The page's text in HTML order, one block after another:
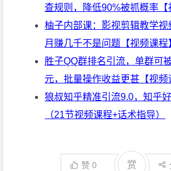
查规则，降低90%被抓概率【
柚子内部课：影视剪辑教学视
月赚几千不是问题【视频课程
胜子QQ群排名引流，单群可
元，批量操作收益更甚【视频
狼叔知乎精准引流9.0，知乎
（21节视频课程+话术指导）
赞0 赏